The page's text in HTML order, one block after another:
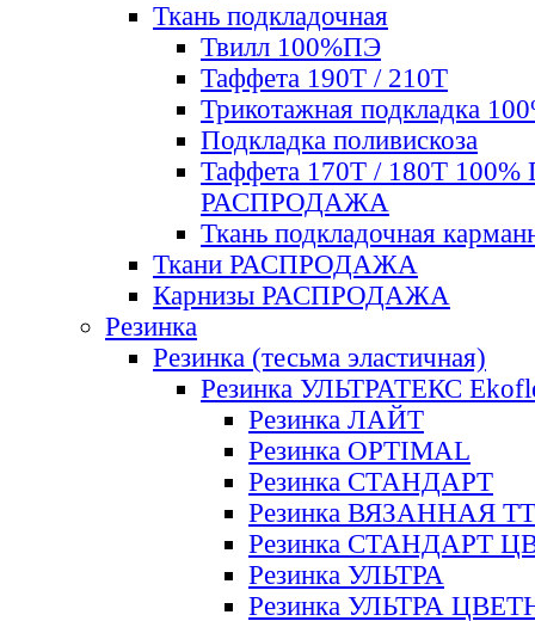
Ткань подкладочная
Твилл 100%ПЭ
Таффета 190Т / 210Т
Трикотажная подкладка
Подкладка поливискоза
Таффета 170Т / 180Т 100%
РАСПРОДАЖА
Ткань подкладочная
Ткани РАСПРОДАЖА
Карнизы РАСПРОДАЖА
Резинка
Резинка (тесьма эластичная)
Резинка УЛЬТРАТЕКС
Резинка ЛАЙТ
Резинка OPTIMAL
Резинка СТАНДАРТ
Резинка ВЯЗАННАЯ ТТ
Резинка СТАНДАРТ
Резинка УЛЬТРА
Резинка УЛЬТРА